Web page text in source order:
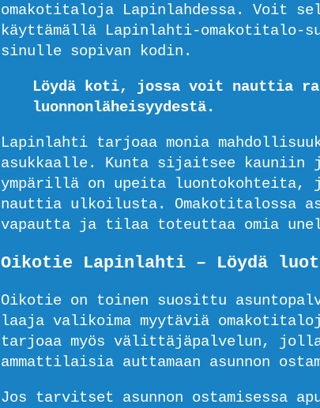
omakotitaloja Lapinlahdessa. Voit
käyttämällä Lapinlahti-
sinulle sopivan kodin.
Löydä koti, jossa voit nauttia
luonnonläheisyydestä.
Lapinlahti tarjoaa monia
asukkaalle. Kunta sijaitsee kauniin
ympärillä on upeita
nauttia ulkoilusta. Omakotitalossa
vapautta ja tilaa toteuttaa omia
Oikotie Lapinlahti – Löydä
Oikotie on toinen suosittu
laaja valikoima myytäviä
tarjoaa myös välittäjäpalvelun,
ammattilaisia auttamaan asunnon
Jos tarvitset asunnon ostamisessa